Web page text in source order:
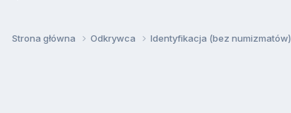
Strona główna Odkrywca Identyfikacja (bez numizmatów)